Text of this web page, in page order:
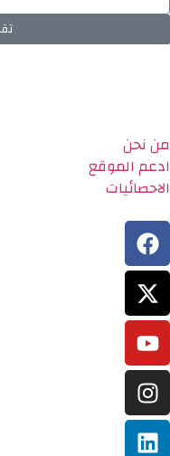
من نحن
ادعم الموقع
الاحصائيات